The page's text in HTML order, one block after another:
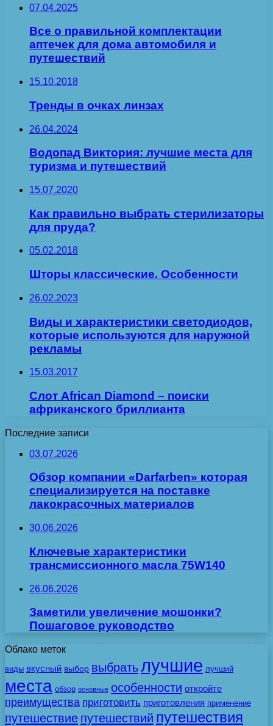
07.04.2025
Все о правильной комплектации
аптечек для дома автомобиля и
путешествий
15.10.2018
Тренды в очках линзах
26.04.2024
Водопад Виктория: лучшие места для
туризма и путешествий
15.07.2020
Как правильно выбрать стерилизаторы
для пруда?
05.02.2018
Шторы классические. Особенности
26.02.2023
Виды и характеристики светодиодов,
которые используются для наружной
рекламы
15.03.2017
Слот African Diamond – поиски
африканского бриллианта
Последние записи
03.07.2026
Обзор компании «Darfarben» которая
специализируется на поставке
лакокрасочных материалов
30.06.2026
Ключевые характеристики
трансмиссионного масла 75W140
26.06.2026
Заметили увеличение мошонки?
Пошаговое руководство
Облако меток
виды вкусный выбор выбратьлучшие лучший
места обзор основные особенности откройте
преимущества приготовить приготовления применение
путешествие путешествий путешествия